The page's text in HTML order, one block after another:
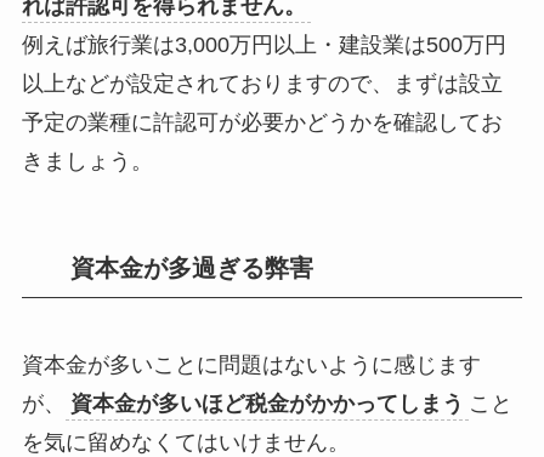
れば許認可を得られません。
例えば旅行業は3,000万円以上・建設業は500万円
以上などが設定されておりますので、まずは設立
予定の業種に許認可が必要かどうかを確認してお
きましょう。
資本金が多過ぎる弊害
資本金が多いことに問題はないように感じます
が、
資本金が多いほど税金がかかってしまう こと
を気に留めなくてはいけません。